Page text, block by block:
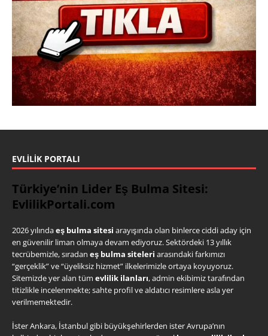
EVLILIK PORTALI
Türkiye’nin Lider Eş Bulma Sitesi:
EvlilikPortali.com
2026 yılındaeş bulma sitesi arayışında olan binlerce ciddi aday için
en güvenilir liman olmaya devam ediyoruz. Sektördeki 13 yıllık
tecrübemizle, sıradan eş bulma siteleri arasındaki farkımızı
“gerçeklik” ve “üyeliksiz hizmet” ilkelerimizle ortaya koyuyoruz.
Sitemizde yer alan tüm evlilik ilanları, admin ekibimiz tarafından
titizlikle incelenmekte; sahte profil ve aldatıcı resimlere asla yer
verilmemektedir.
İster Ankara, İstanbul gibi büyükşehirlerden ister Avrupa’nın